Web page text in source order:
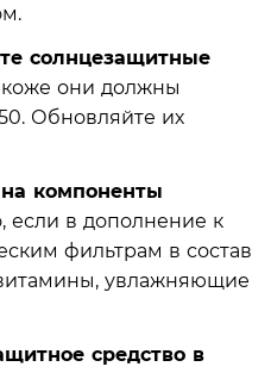
солнцезащитные
они должны
Обновляйте их
компоненты
если в дополнение к
фильтрам в состав
увлажняющие
средство в